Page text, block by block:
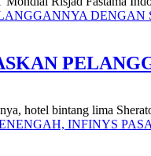
hotel bintang lima